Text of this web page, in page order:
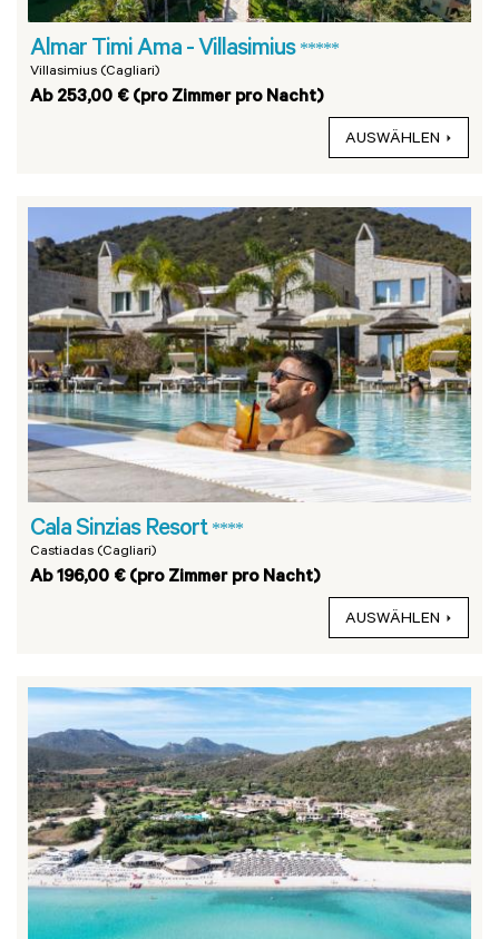
Almar Timi Ama - Villasimius *****
Villasimius (Cagliari)
Ab 253,00 € (pro Zimmer pro Nacht)
AUSWÄHLEN
Cala Sinzias Resort ****
Castiadas (Cagliari)
Ab 196,00 € (pro Zimmer pro Nacht)
AUSWÄHLEN